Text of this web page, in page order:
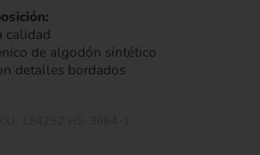
calidad
de algodón sintético
detalles bordados